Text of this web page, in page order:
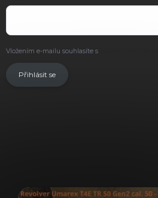
Vložením e-mailu souhlasíte s
Přihlásit se